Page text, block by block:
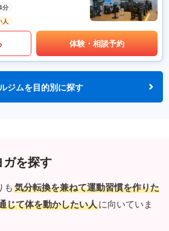
分
人
体験・相談予約
ジムを目的別に探す
ガを探す
も 気分転換を兼ねて運動習慣を作りた
じて体を動かしたい人に向いていま